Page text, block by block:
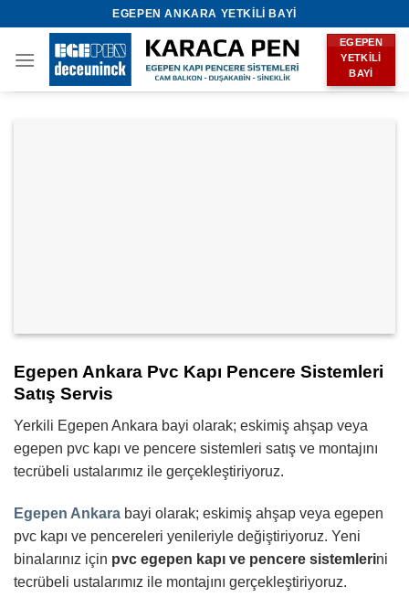
content
EGEPEN ANKARA YETKILI BAYI
EGEPEN
YETKILI
BAYI
Egepen Ankara Pvc Kapı Pencere Sistemleri
Satış Servis
Yerkili Egepen Ankara bayi olarak; eskimiş ahşap veya
egepen pvc kapı ve pencere sistemleri satış ve montajını
tecrübeli ustalarımız ile gerçekleştiriyoruz.
Egepen Ankara bayi olarak; eskimiş ahşap veya egepen
pvc kapı ve pencereleri yenileriyle değiştiriyoruz. Yeni
binalarınız için pvc egepen kapı ve pencere sistemlerini
tecrübeli ustalarımız ile montajını gerçekleştiriyoruz.